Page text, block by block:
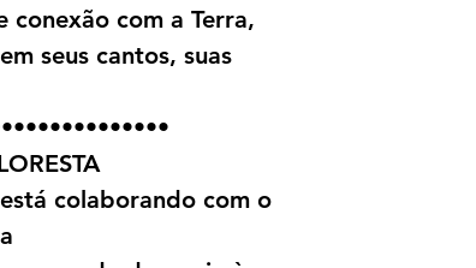
conexão com a Terra,
seus cantos, suas
colaborando com o